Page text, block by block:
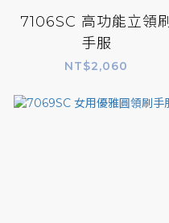
7106SC 高功能立領刷
手服
NT$2,060